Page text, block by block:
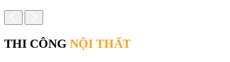
THI CÔNG NỘI THẤT